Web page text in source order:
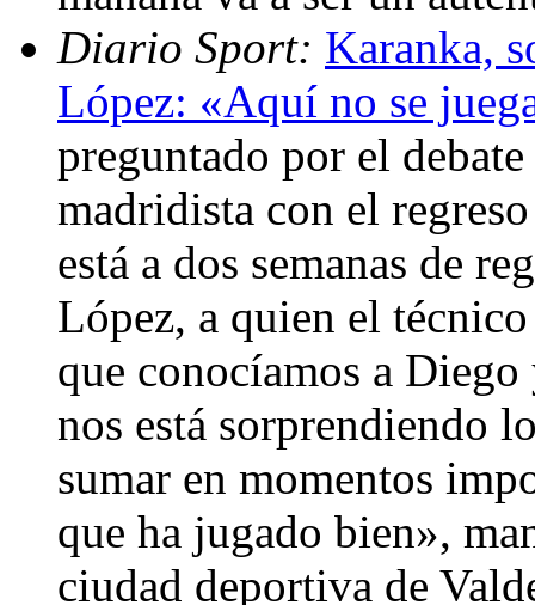
Diario Sport: Karanka,
López: «Aquí no se
preguntado por el
madridista con el
está a dos semanas de
López, a quien el
que conocíamos a
nos está sorprendiendo
sumar en momentos
que ha jugado bien»,
ciudad deportiva de